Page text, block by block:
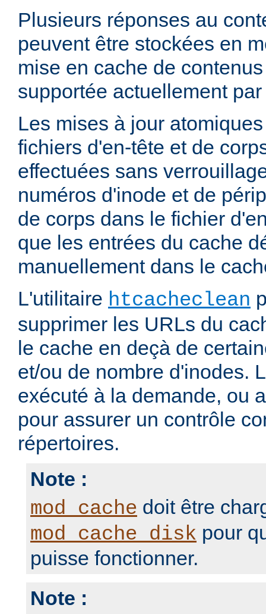
Plusieurs réponses au
peuvent être stockées en
mise en cache de
supportée actuellement
Les mises à jour
fichiers d'en-tête et de
effectuées sans
numéros d'inode et de
de corps dans le fichier
que les entrées du cache
manuellement dans le
L'utilitaire htcacheclean
supprimer les URLs du
le cache en deçà de
et/ou de nombre d'inodes.
exécuté à la demande, ou
pour assurer un contrôle
répertoires.
Note :
mod_cache doit être
mod_cache_disk pour
puisse fonctionner.
Note :